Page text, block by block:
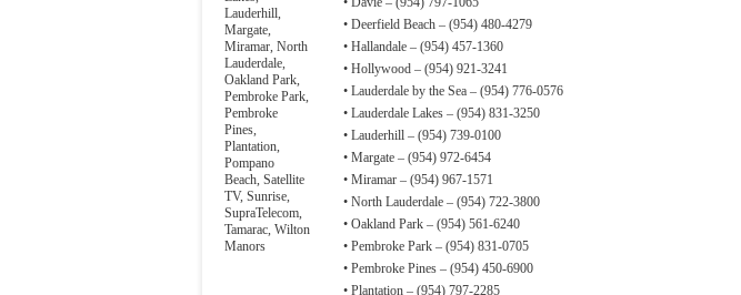
Lauderhill,
Margate,
Miramar, North
Lauderdale,
Oakland Park,
Pembroke Park,
Pembroke
Pines,
Plantation,
Pompano
Beach, Satellite
TV, Sunrise,
SupraTelecom,
Tamarac, Wilton
Manors
• Deerfield Beach – (954) 480-4279
• Hallandale – (954) 457-1360
• Hollywood – (954) 921-3241
• Lauderdale by the Sea – (954) 776-0576
• Lauderdale Lakes – (954) 831-3250
• Lauderhill – (954) 739-0100
• Margate – (954) 972-6454
• Miramar – (954) 967-1571
• North Lauderdale – (954) 722-3800
• Oakland Park – (954) 561-6240
• Pembroke Park – (954) 831-0705
• Pembroke Pines – (954) 450-6900
• Plantation – (954) 797-2285